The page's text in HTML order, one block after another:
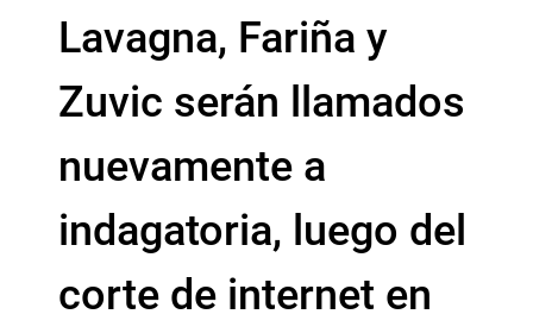
Lavagna, Fariña y
Zuvic serán llamados
nuevamente a
indagatoria, luego del
corte de internet en